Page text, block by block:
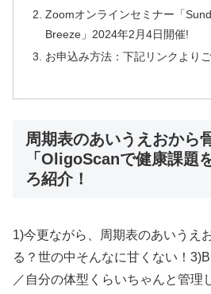
Zoomオンラインセミナー「
Breeze」2024年2月4日開催!
お申込み方法：下記リンクより
周期表のあいうえおから
「OligoScanで健康課題
ろ紹介！
1)今更ながら、周期表のあいうえ
る？世の中そんなに甘くない！
／自分の体型くらいちゃんと管理